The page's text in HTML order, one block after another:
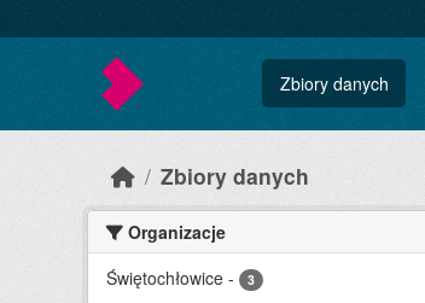
Zbiory danych
Zbiory danych
Organizacje
Świętochłowice - 3